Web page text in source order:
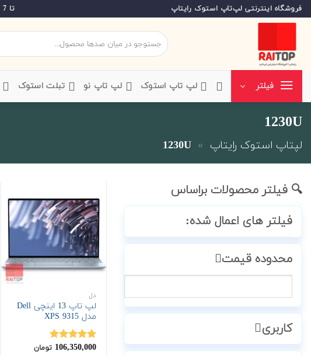
Skip
to
فروشگاه اینترنتی لپ‌تاپ استوک رایتاپ تا 7 روز مهلت تست بی قید و شرط و دوماه گارانتی رایگان
جستجو
برای:
فیلتر ‌لپ تاپ استوک ‌لپ تاپ نو ‌ تبلت استوک
1230U
لپتاپ استوک رایتاپ »
1230U
🔍 فیلتر محصولات براساس
فیلتر های اعمال شده:
محدوده قیمت
کاربری
دل
لپ تاپ 13 اینچی Dell
مدل XPS 9315
نمره5.00
106,350,000 تومان